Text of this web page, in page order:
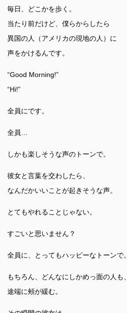
毎日、どこかを歩く。
当たり前だけど、僕らからしたら
異国の人（アメリカの現地の人）に
声をかけるんです。
“Good Morning!”
“Hi!”
全員にです。
全員…
しかも楽しそうな声のトーンで。
彼女と言葉を交わしたら、
なんだかいいことが起きそうな声。
とてもやれることじゃない。
すごいと思いません？
全員に、とってもハッピーなトーンで。
もちろん、どんなにしかめっ面の人も、
途端に頰が緩む。